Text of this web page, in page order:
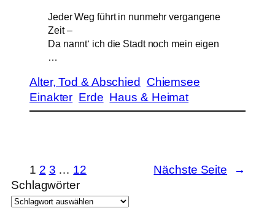
Jeder Weg führt in nunmehr vergangene
Zeit –
Da nannt‘ ich die Stadt noch mein eigen
…
Alter, Tod & Abschied Chiemsee
Einakter Erde Haus & Heimat
1 2 3 … 12 Nächste Seite
→
Schlagwörter